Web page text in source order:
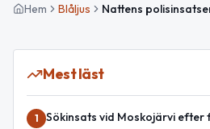
Hem Blåljus
Mest läst
1 Sökinsats vid Moskojärvi efter